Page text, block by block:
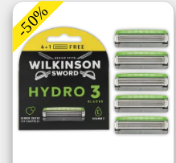
-50%